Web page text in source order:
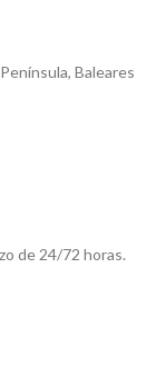
Baleares
de 24/72 horas.